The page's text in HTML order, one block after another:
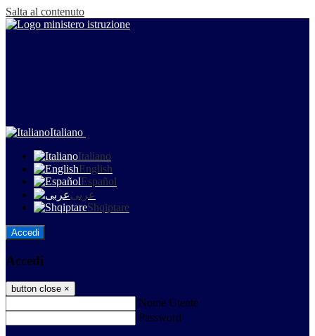
Salta al contenuto
Italiano
Italiano
English
Español
عربى
Shqiptare
Accedi
Accedi
button close ×
Nome Utente
Password